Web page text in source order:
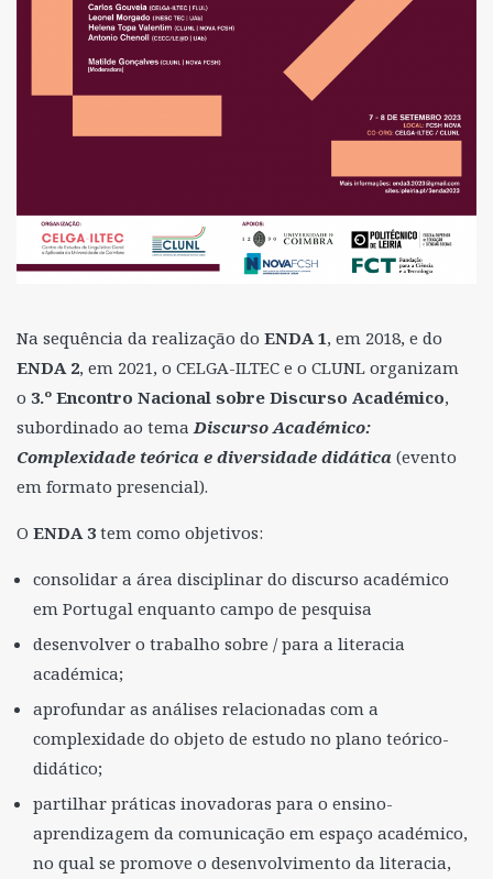
Na sequência da realização do ENDA 1, em 2018, e do
ENDA 2, em 2021, o CELGA-ILTEC e o CLUNL organizam
o 3.º Encontro Nacional sobre Discurso Académico,
subordinado ao tema Discurso Académico:
Complexidade teórica e diversidade didática (evento
em formato presencial).
O ENDA 3 tem como objetivos:
consolidar a área disciplinar do discurso académico
em Portugal enquanto campo de pesquisa
desenvolver o trabalho sobre / para a literacia
académica;
aprofundar as análises relacionadas com a
complexidade do objeto de estudo no plano teórico-
didático;
partilhar práticas inovadoras para o ensino-
aprendizagem da comunicação em espaço académico,
no qual se promove o desenvolvimento da literacia,